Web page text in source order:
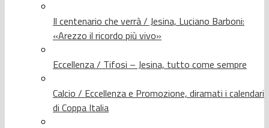
Il centenario che verrà / Jesina, Luciano Barboni:
«Arezzo il ricordo più vivo»
Eccellenza / Tifosi – Jesina, tutto come sempre
Calcio / Eccellenza e Promozione, diramati i calendari
di Coppa Italia